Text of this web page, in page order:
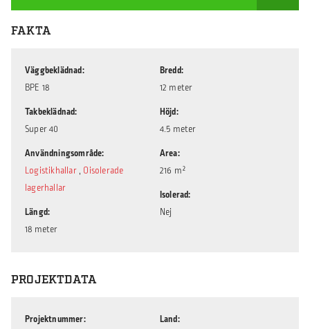
FAKTA
Väggbeklädnad
BPE 18
Takbeklädnad
Super 40
Användningsområde
Logistikhallar , Oisolerade
lagerhallar
Längd
18 meter
Bredd
12 meter
Höjd
4.5 meter
Area
216 m²
Isolerad
Nej
PROJEKTDATA
Projektnummer
Land